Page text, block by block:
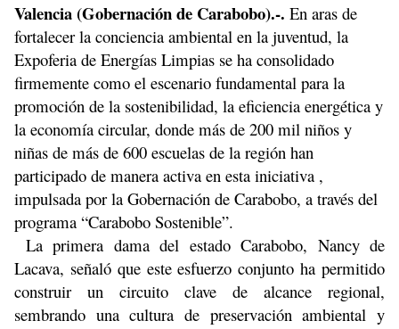
Valencia(Gobernación de Carabobo).-. En aras de
fortalecer la conciencia ambiental en la juventud, la
Expoferia de Energías Limpias se ha consolidado
firmemente como el escenario fundamental para la
promoción de la sostenibilidad, la eficiencia energética y
la economía circular, donde más de 200 mil niños y
niñas de más de 600 escuelas de la región han
participado de manera activa en esta iniciativa ,
impulsada por la Gobernación de Carabobo, a través del
programa “Carabobo Sostenible”.
La primera dama del estado Carabobo, Nancy de
Lacava, señaló que este esfuerzo conjunto ha permitido
construir un circuito clave de alcance regional,
sembrando una cultura de preservación ambiental y